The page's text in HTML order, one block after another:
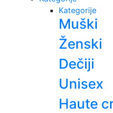
Kategorije
Muški
Ženski
Dečiji
Unisex
Haute